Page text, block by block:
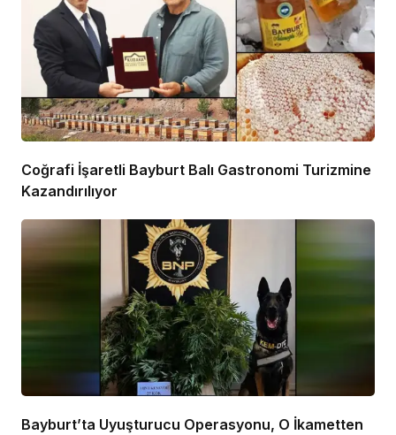
Coğrafi İşaretli Bayburt Balı Gastronomi Turizmine
Kazandırılıyor
Bayburt’ta Uyuşturucu Operasyonu, O İkametten